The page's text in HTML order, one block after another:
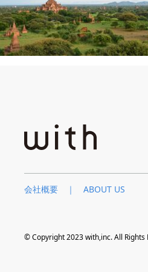
会社概要 ｜ ABOUT US
© Copyright 2023 with,inc. All Rights